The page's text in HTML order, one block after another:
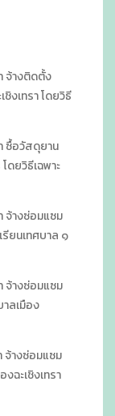
จ้างติดตั้ง
งเทรา โดยวิธี
ซื้อวัสดุยาน
ดยวิธีเฉพาะ
จ้างซ่อมแซม
ยนเทศบาล ๑
จ้างซ่อมแซม
ลเมือง
จ้างซ่อมแซม
ฉะเชิงเทรา